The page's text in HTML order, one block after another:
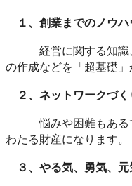
１、創業までのノウハ
経営に関する知識、
の作成などを「超基礎」
２、ネットワークづく
悩みや困難もあ
わたる財産になります。
３、やる気、勇気、元